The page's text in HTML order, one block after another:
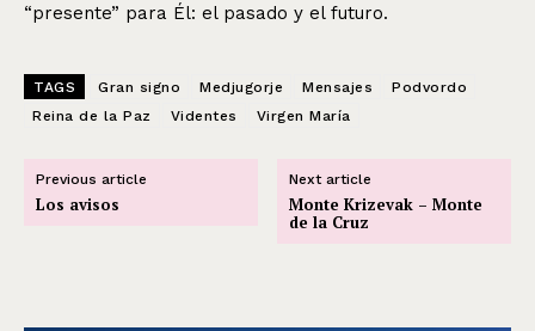
“presente” para Él: el pasado y el futuro.
TAGS Gran signo Medjugorje Mensajes
Podvordo
Reina de la Paz
Videntes Virgen María
Previous article
Los avisos
Next article
Monte Krizevak – Monte
de la Cruz